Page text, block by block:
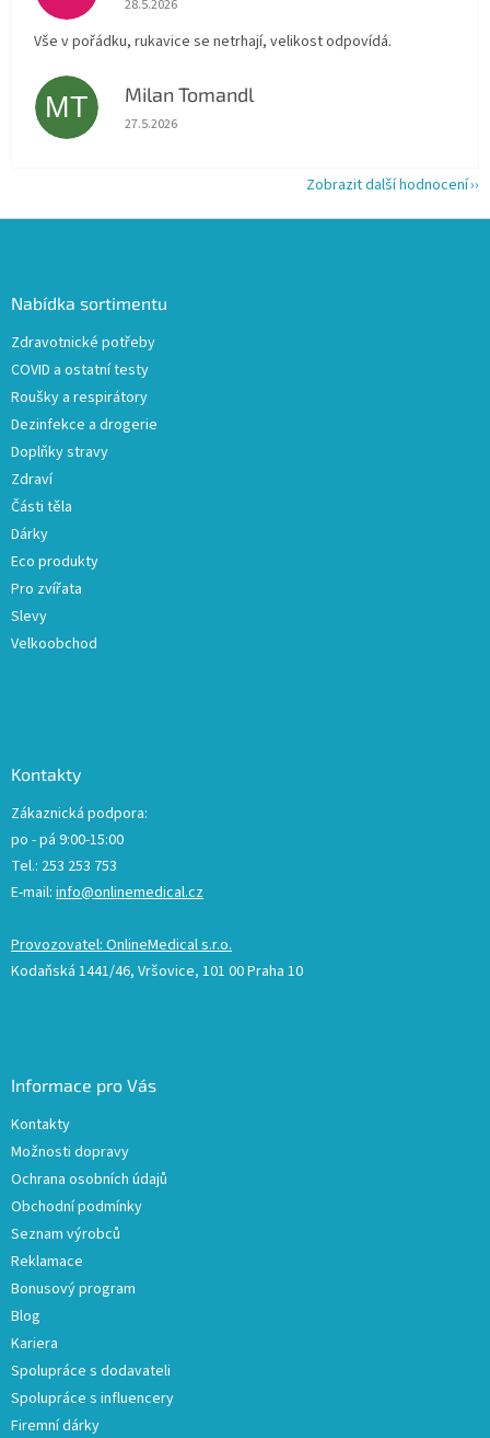
28.5.2026
Vše v pořádku, rukavice se netrhají, velikost odpovídá.
MT Milan Tomandl
Hodnocení obchodu je 5 z 5 hvězdiček.
27.5.2026
Zobrazit další hodnocení
Nabídka sortimentu
Zdravotnické potřeby
COVID a ostatní testy
Roušky a respirátory
Dezinfekce a drogerie
Doplňky stravy
Zdraví
Části těla
Dárky
Eco produkty
Pro zvířata
Slevy
Velkoobchod
Kontakty
Zákaznická podpora:
po - pá 9:00-15:00
Tel.: 253 253 753
E-mail: info@onlinemedical.cz
Provozovatel: OnlineMedical s.r.o.
Kodaňská 1441/46, Vršovice, 101 00 Praha 10
Informace pro Vás
Kontakty
Možnosti dopravy
Ochrana osobních údajů
Obchodní podmínky
Seznam výrobců
Reklamace
Bonusový program
Blog
Kariera
Spolupráce s dodavateli
Spolupráce s influencery
Firemní dárky